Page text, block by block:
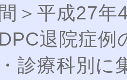
＞平成27
退院症
診療科別に